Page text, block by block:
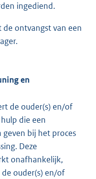
ingediend.
ontvangst van een
en
de ouder(s) en/of
die een
bij het proces
Deze
onafhankelijk,
ouder(s) en/of